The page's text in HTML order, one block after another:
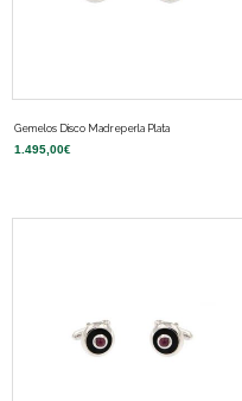
Gemelos Disco Madreperla Plata
1.495,00€